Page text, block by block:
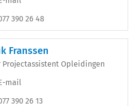
390 26 48
Franssen
Projectassistent Opleidingen
mail
390 26 13